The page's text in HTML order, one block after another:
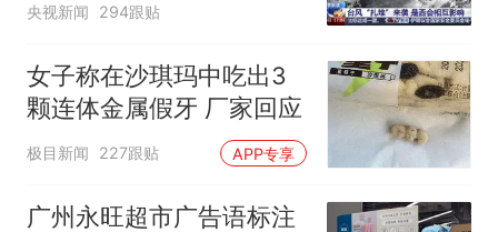
央视新闻 294跟贴
女子称在沙琪玛中吃出3
颗连体金属假牙 厂家回应
极目新闻 227跟贴 APP专享
广州永旺超市广告语标注